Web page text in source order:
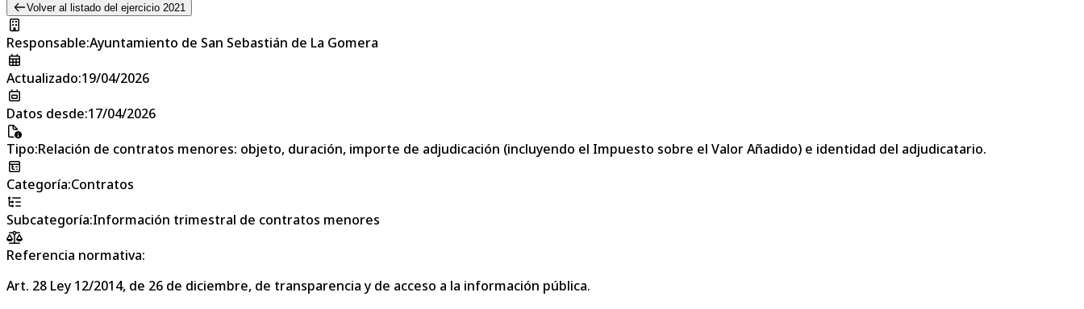
Volver al listado del ejercicio 2021
Responsable:Ayuntamiento de San Sebastián de La Gomera
Actualizado:19/04/2026
Datos desde:17/04/2026
Tipo:Relación de contratos menores: objeto, duración, importe de adjudicación (incluyendo el Impuesto sobre el Valor Añadido) e identidad del adjudicatario.
Categoría:Contratos
Subcategoría:Información trimestral de contratos menores
Referencia normativa:
Art. 28 Ley 12/2014, de 26 de diciembre, de transparencia y de acceso a la información pública.